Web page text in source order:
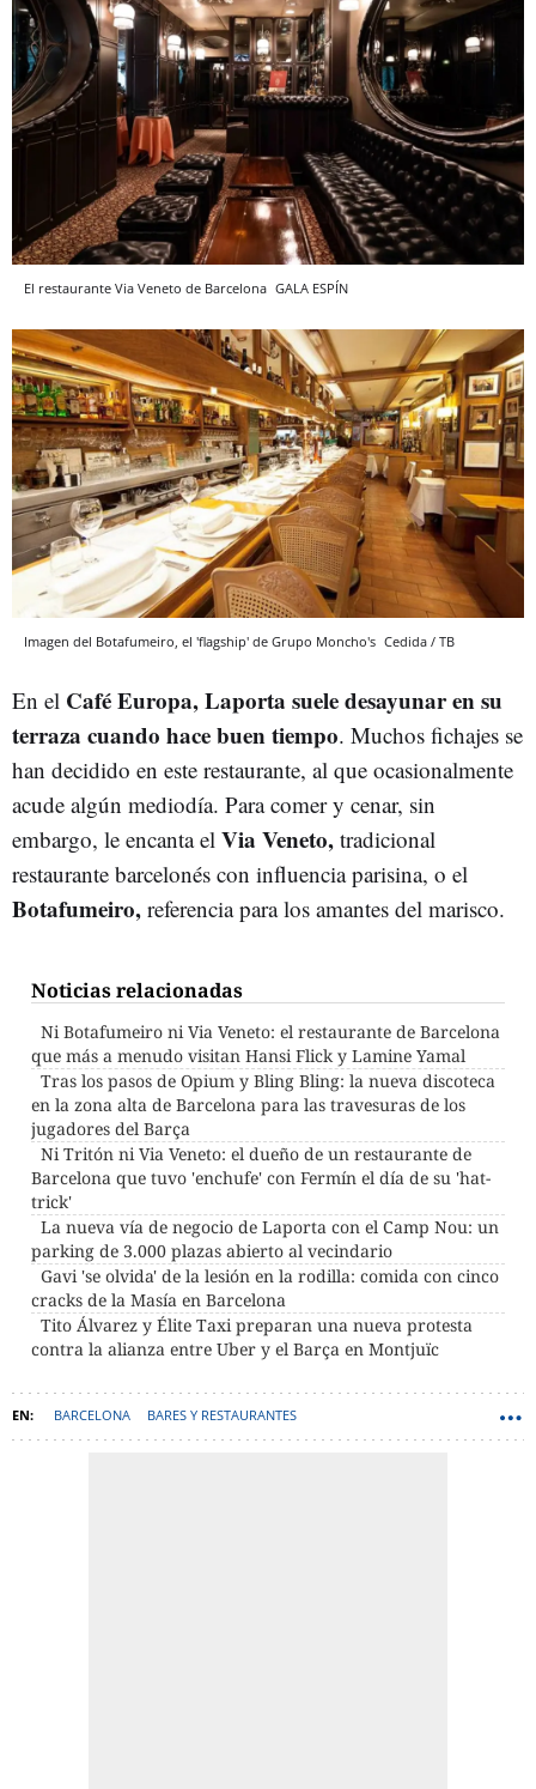
El restaurante Via Veneto de Barcelona GALA ESPÍN
Imagen del Botafumeiro, el 'flagship' de Grupo Moncho's Cedida / TB
En el Café Europa, Laporta suele desayunar en su
terraza cuando hace buen tiempo. Muchos fichajes se
han decidido en este restaurante, al que ocasionalmente
acude algún mediodía. Para comer y cenar, sin
embargo, le encanta el Via Veneto, tradicional
restaurante barcelonés con influencia parisina, o el
Botafumeiro, referencia para los amantes del marisco.
Noticias relacionadas
Ni Botafumeiro ni Via Veneto: el restaurante de Barcelona
que más a menudo visitan Hansi Flick y Lamine Yamal
Tras los pasos de Opium y Bling Bling: la nueva discoteca
en la zona alta de Barcelona para las travesuras de los
jugadores del Barça
Ni Tritón ni Via Veneto: el dueño de un restaurante de
Barcelona que tuvo 'enchufe' con Fermín el día de su 'hat-
trick'
La nueva vía de negocio de Laporta con el Camp Nou: un
parking de 3.000 plazas abierto al vecindario
Gavi 'se olvida' de la lesión en la rodilla: comida con cinco
cracks de la Masía en Barcelona
Tito Álvarez y Élite Taxi preparan una nueva protesta
contra la alianza entre Uber y el Barça en Montjuïc
BARCELONA BARES Y RESTAURANTES